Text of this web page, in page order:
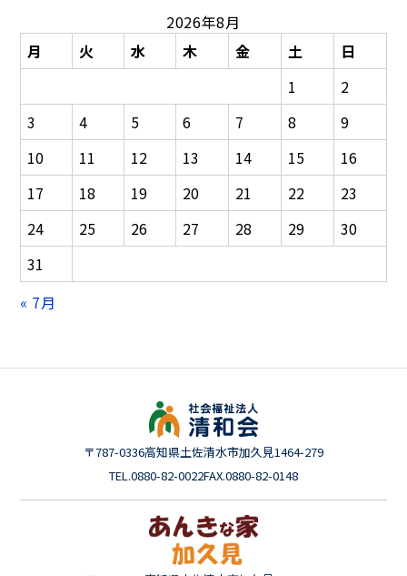
ゲ
ー
シ
ン
2026年8月
月
火 水 木 金 土
日
1
2
3
4 5 6 7 8
9
10
11 12 13 14 15
16
17
18 19 20 21 22
23
24
25 26 27 28 29
30
31
« 7月
〒787-0336高知県土佐清水市加久見1464-279
TEL.0880-82-0022FAX.0880-82-0148